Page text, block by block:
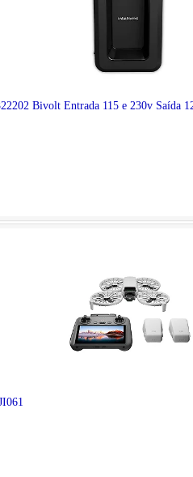
Bivolt Entrada 115 e 230v Saída